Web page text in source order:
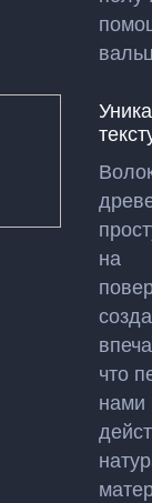
на
что
нами